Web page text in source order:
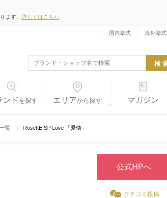
ます。 詳しくはこちら
国内挙式 海外挙式
ンド を探す エリアから探す マガジン
覧 RosettE SP Love 「愛情」
公式HPへ
クチコミ投稿